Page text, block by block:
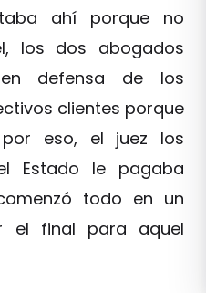
ahí porque no
los dos abogados
defensa de los
clientes porque
eso, el juez los
Estado le pagaba
todo en un
el final para aquel